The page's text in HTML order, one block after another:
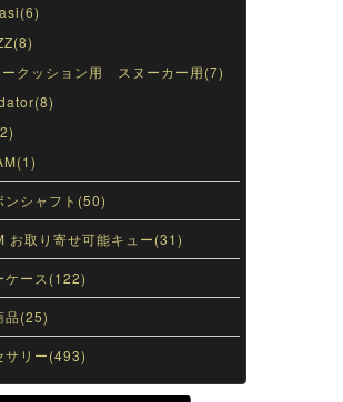
ークッション用 スヌーカー用(7)
ンシャフト(50)
お取り寄せ可能キュー(31)
ケース(122)
品(25)
サリー(493)